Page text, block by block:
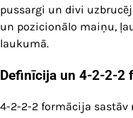
pussargi un divi
un pozicionālo maiņu,
laukumā.
Definīcija un 4-2-2-2
4-2-2-2 formācija